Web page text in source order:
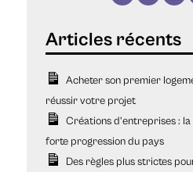
Acheter son premier
réussir votre projet
Créations d’entreprises :
forte progression du pays
Des règles plus strictes